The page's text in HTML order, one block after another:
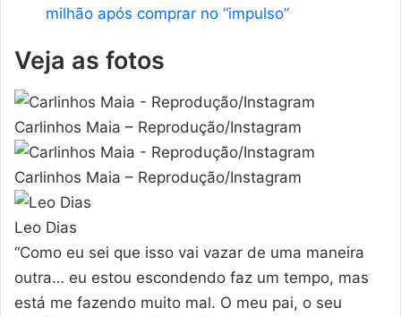
milhão após comprar no “impulso”
Veja as fotos
Carlinhos Maia – Reprodução/Instagram
Carlinhos Maia – Reprodução/Instagram
Leo Dias
“Como eu sei que isso vai vazar de uma maneira
outra… eu estou escondendo faz um tempo, mas
está me fazendo muito mal. O meu pai, o seu